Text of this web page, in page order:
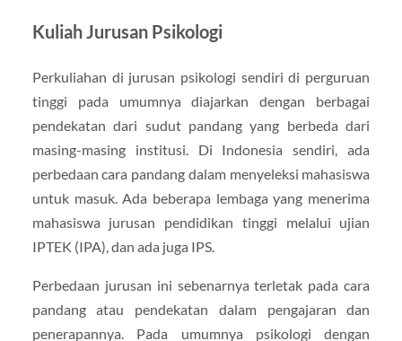
Kuliah Jurusan Psikologi
Perkuliahan di jurusan psikologi sendiri di perguruan
tinggi pada umumnya diajarkan dengan berbagai
pendekatan dari sudut pandang yang berbeda dari
masing-masing institusi. Di Indonesia sendiri, ada
perbedaan cara pandang dalam menyeleksi mahasiswa
untuk masuk. Ada beberapa lembaga yang menerima
mahasiswa jurusan pendidikan tinggi melalui ujian
IPTEK (IPA), dan ada juga IPS.
Perbedaan jurusan ini sebenarnya terletak pada cara
pandang atau pendekatan dalam pengajaran dan
penerapannya. Pada umumnya psikologi dengan